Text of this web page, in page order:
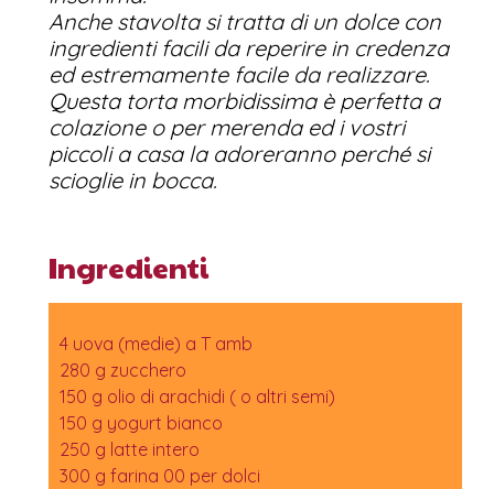
Anche stavolta si tratta di un dolce con
ingredienti facili da reperire in credenza
ed estremamente facile da realizzare.
Questa torta morbidissima è perfetta a
colazione o per merenda ed i vostri
piccoli a casa la adoreranno perché si
scioglie in bocca.
Ingredienti
4 uova (medie) a T amb
280 g zucchero
150 g olio di arachidi ( o altri semi)
150 g yogurt bianco
250 g latte intero
300 g farina 00 per dolci